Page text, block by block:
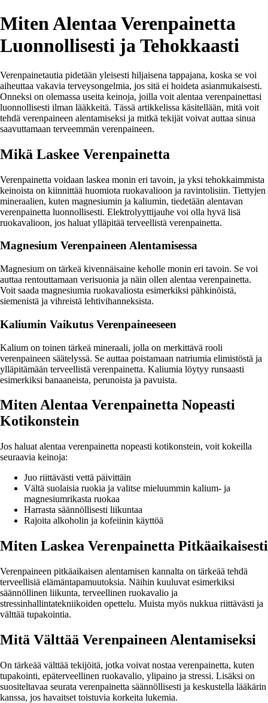
Miten Alentaa Verenpainetta
Luonnollisesti ja Tehokkaasti
Verenpainetautia pidetään yleisesti hiljaisena tappajana, koska se voi
aiheuttaa vakavia terveysongelmia, jos sitä ei hoideta asianmukaisesti.
Onneksi on olemassa useita keinoja, joilla voit alentaa verenpainettasi
luonnollisesti ilman lääkkeitä. Tässä artikkelissa käsitellään, mitä voit
tehdä verenpaineen alentamiseksi ja mitkä tekijät voivat auttaa sinua
saavuttamaan terveemmän verenpaineen.
Mikä Laskee Verenpainetta
Verenpainetta voidaan laskea monin eri tavoin, ja yksi tehokkaimmista
keinoista on kiinnittää huomiota ruokavalioon ja ravintolisiin. Tiettyjen
mineraalien, kuten magnesiumin ja kaliumin, tiedetään alentavan
verenpainetta luonnollisesti. Elektrolyyttijauhe voi olla hyvä lisä
ruokavalioon, jos haluat ylläpitää terveellistä verenpainetta.
Magnesium Verenpaineen Alentamisessa
Magnesium on tärkeä kivennäisaine keholle monin eri tavoin. Se voi
auttaa rentouttamaan verisuonia ja näin ollen alentaa verenpainetta.
Voit saada magnesiumia ruokavaliosta esimerkiksi pähkinöistä,
siemenistä ja vihreistä lehtivihanneksista.
Kaliumin Vaikutus Verenpaineeseen
Kalium on toinen tärkeä mineraali, jolla on merkittävä rooli
verenpaineen säätelyssä. Se auttaa poistamaan natriumia elimistöstä ja
ylläpitämään terveellistä verenpainetta. Kaliumia löytyy runsaasti
esimerkiksi banaaneista, perunoista ja pavuista.
Miten Alentaa Verenpainetta Nopeasti
Kotikonstein
Jos haluat alentaa verenpainetta nopeasti kotikonstein, voit kokeilla
seuraavia keinoja:
Juo riittävästi vettä päivittäin
Vältä suolaisia ruokia ja valitse mieluummin kalium- ja
magnesiumrikasta ruokaa
Harrasta säännöllisesti liikuntaa
Rajoita alkoholin ja kofeiinin käyttöä
Miten Laskea Verenpainetta Pitkäaikaisesti
Verenpaineen pitkäaikaisen alentamisen kannalta on tärkeää tehdä
terveellisiä elämäntapamuutoksia. Näihin kuuluvat esimerkiksi
säännöllinen liikunta, terveellinen ruokavalio ja
stressinhallintatekniikoiden opettelu. Muista myös nukkua riittävästi ja
välttää tupakointia.
Mitä Välttää Verenpaineen Alentamiseksi
On tärkeää välttää tekijöitä, jotka voivat nostaa verenpainetta, kuten
tupakointi, epäterveellinen ruokavalio, ylipaino ja stressi. Lisäksi on
suositeltavaa seurata verenpainetta säännöllisesti ja keskustella lääkärin
kanssa, jos havaitset toistuvia korkeita lukemia.